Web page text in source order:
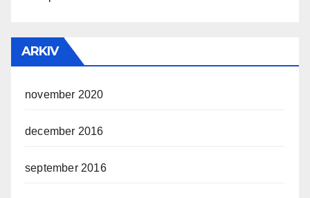
ARKIV
november 2020
december 2016
september 2016